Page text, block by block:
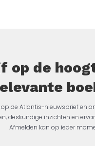
op de
de Atlantis-nieuwsbrief en
deskundige inzichten en
Afmelden kan op ieder